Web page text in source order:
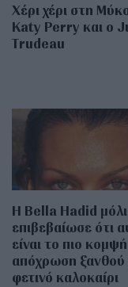
Χέρι χέρι στη
Katy Perry και ο
Trudeau
Η Bella Hadid
επιβεβαίωσε ότι
είναι το πιο κομψή
απόχρωση ξανθού
φετινό καλοκαίρι